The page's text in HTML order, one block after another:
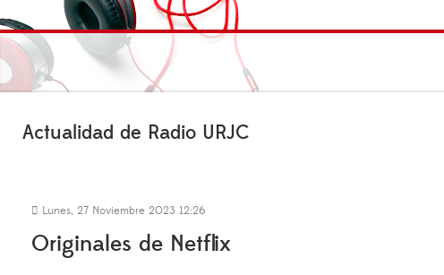
Actualidad de Radio URJC
Lunes, 27 Noviembre 2023 12:26
Originales de Netflix